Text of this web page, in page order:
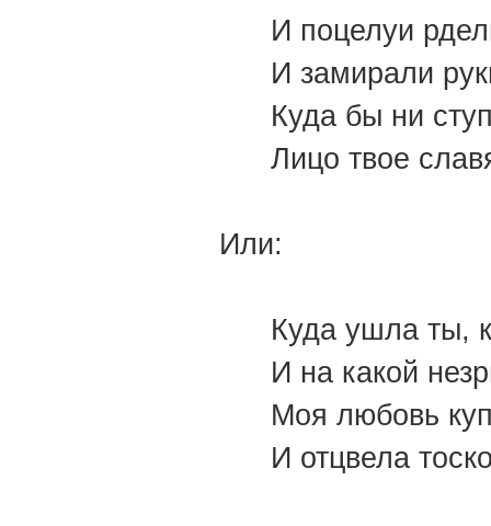
И поцелуи
И замирали
Куда бы ни
Лицо твое
Или:
Куда ушла ты,
И на какой
Моя любовь
И отцвела